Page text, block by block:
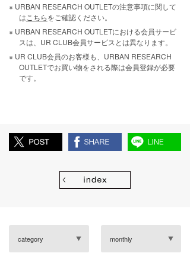
URBAN RESEARCH OUTLETの注意事項に関して
は こちらをご確認ください。
URBAN RESEARCH OUTLETにおける会員サービ
スは、UR CLUB会員サービスとは異なります。
UR CLUB会員のお客様も、URBAN RESEARCH
OUTLETでお買い物をされる際は会員登録が必要
です。
category monthly